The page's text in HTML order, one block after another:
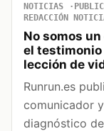
NOTICIAS
REDACCIÓN
No somos
el testimonio
lección de
Runrun.es
comunicador
diagnóstico